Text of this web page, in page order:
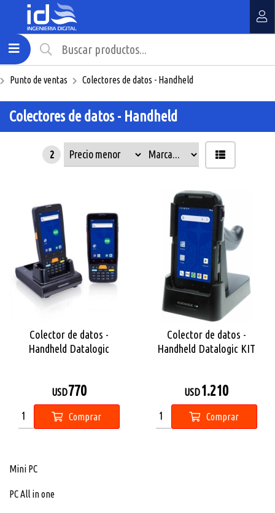
¿Tienes cupón de descuento?
Aplicar
Punto de ventas Colectores de datos - Handheld
Mini PC
PC All in one
Colectores de datos - Handheld
2
Colector de datos -
Handheld Datalogic
USD770
Comprar
Colector de datos -
Handheld Datalogic KIT
USD1.210
Comprar